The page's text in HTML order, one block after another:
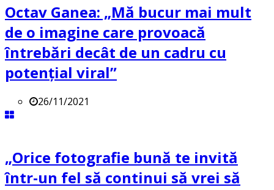
Octav Ganea: „Mă bucur mai mult
de o imagine care provoacă
întrebări decât de un cadru cu
potenţial viral”
26/11/2021
„Orice fotografie bună te invită
într-un fel să continui să vrei să